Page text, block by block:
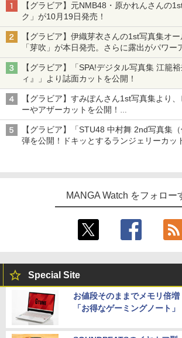
【グラビア】元NMB48・原かれんさんの
ク」が10月19日発売！
【グラビア】伊織芽衣さんの1st写真集オ
「芽吹」が本日発売。さらに露出がパワー
【グラビア】「SPA!デジタル写真集 江籠
ィ』」より誌面カットを公開！
【グラビア】すみぽんさん1st写真集より
ーやアザーカットを公開！
タイトルは「offcourt（オフコート）」に
【グラビア】「STU48 中村舞 2nd写真集
弾を公開！ドキッとするランジェリーカッ
MANGA Watch をフォロー
Special Site
お値段そのままでメモリ倍
「お得なゲーミングノート」